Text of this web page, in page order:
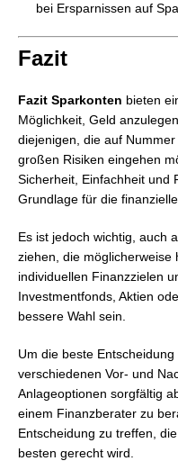
bei Ersparnissen auf
Fazit
Fazit Sparkonten bieten
Möglichkeit, Geld
diejenigen, die auf
großen Risiken eingehen
Sicherheit, Einfachheit und
Grundlage für die
Es ist jedoch wichtig, auch
ziehen, die möglicherweise
individuellen Finanzzielen
Investmentfonds, Aktien
bessere Wahl sein.
Um die beste
verschiedenen Vor- und
Anlageoptionen sorgfältig
einem Finanzberater zu
Entscheidung zu treffen,
besten gerecht wird.